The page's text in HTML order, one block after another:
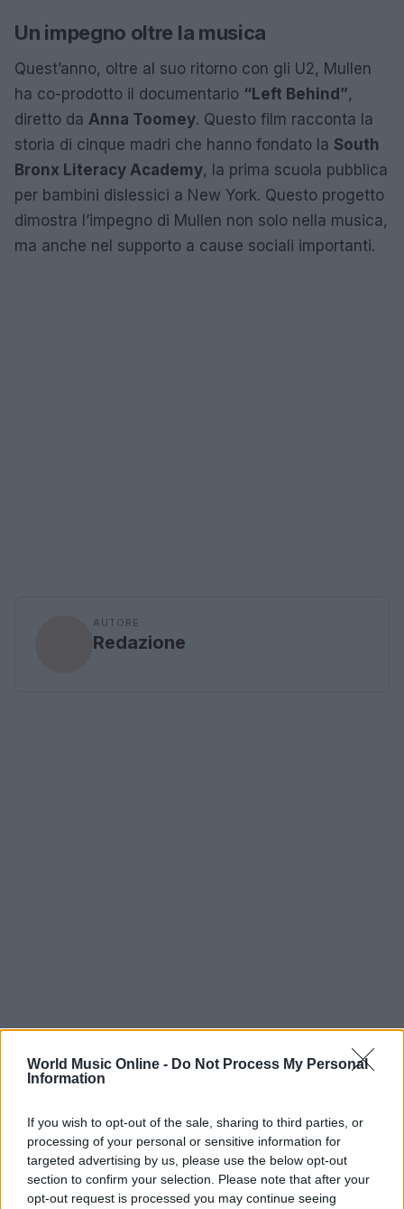
World Music Online - Do Not Process My Personal
Information
If you wish to opt-out of the sale, sharing to third parties, or
processing of your personal or sensitive information for
targeted advertising by us, please use the below opt-out
section to confirm your selection. Please note that after your
opt-out request is processed you may continue seeing
Un impegno oltre la musica
Quest’anno, oltre al suo ritorno con gli U2, Mullen
ha co-prodotto il documentario “Left Behind”,
diretto da Anna Toomey. Questo film racconta la
storia di cinque madri che hanno fondato la South
Bronx Literacy Academy, la prima scuola pubblica
per bambini dislessici a New York. Questo progetto
dimostra l’impegno di Mullen non solo nella musica,
ma anche nel supporto a cause sociali importanti.
AUTORE
Redazione
NEWS